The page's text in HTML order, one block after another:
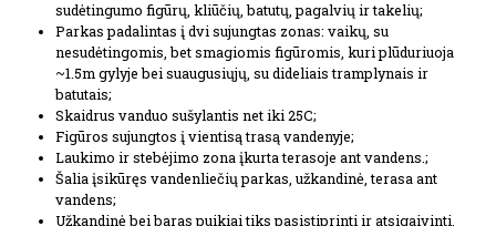
sudėtingumo figūrų, kliūčių, batutų, pagalvių ir takelių;
Parkas padalintas į dvi sujungtas zonas: vaikų, su
nesudėtingomis, bet smagiomis figūromis, kuri plūduriuoja
~1.5m gylyje bei suaugusiųjų, su dideliais tramplynais ir
batutais;
Skaidrus vanduo sušylantis net iki 25C;
Figūros sujungtos į vientisą trasą vandenyje;
Laukimo ir stebėjimo zona įkurta terasoje ant vandens.;
Šalia įsikūręs vandenliečių parkas, užkandinė, terasa ant
vandens;
Užkandinė bei baras puikiai tiks pasistiprinti ir atsigaivinti,